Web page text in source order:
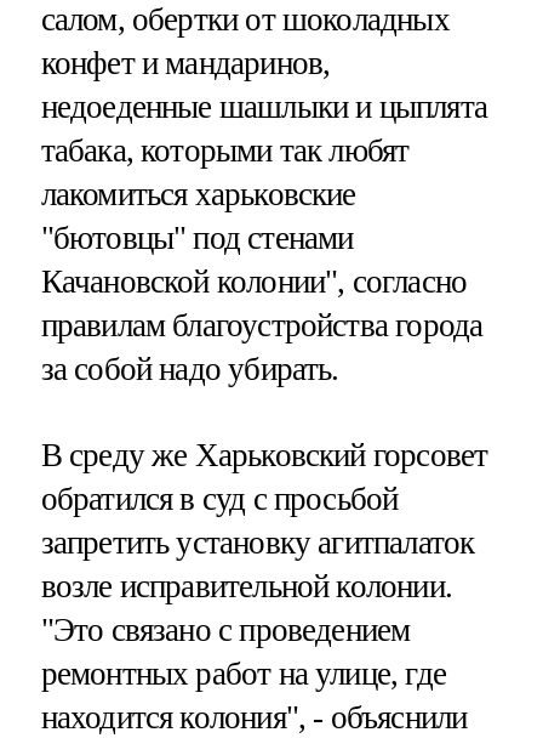
салом, обертки от шоколадных
конфет и мандаринов,
недоеденные шашлыки и цыплята
табака, которыми так любят
лакомиться харьковские
"бютовцы" под стенами
Качановской колонии", согласно
правилам благоустройства города
за собой надо убирать.
В среду же Харьковский горсовет
обратился в суд с просьбой
запретить установку агитпалаток
возле исправительной колонии.
"Это связано с проведением
ремонтных работ на улице, где
находится колония", - объяснили